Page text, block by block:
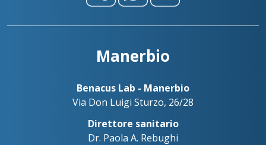
Manerbio
Benacus Lab - Manerbio
Via Don Luigi Sturzo, 26/28
Direttore sanitario
Dr. Paola A. Rebughi